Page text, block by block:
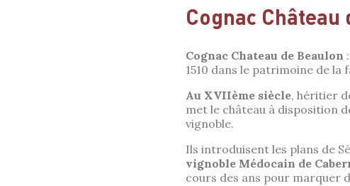
Cognac Château
Cognac Chateau de Beaulon
1510 dans le patrimoine de la
Au XVIIème siècle, héritier
met le château à disposition
vignoble.
Ils introduisent les plans de
vignoble Médocain de
cours des ans pour marquer